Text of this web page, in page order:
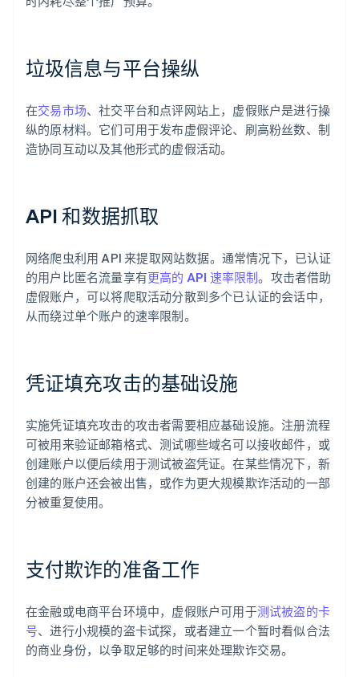
垃圾信息与平台操纵
在交易市场、社交平台和点评网站上，虚假账户是进行操
纵的原材料。它们可用于发布虚假评论、刷高粉丝数、制
造协同互动以及其他形式的虚假活动。
API 和数据抓取
网络爬虫利用 API 来提取网站数据。通常情况下，已认证
的用户比匿名流量享有更高的 API 速率限制。攻击者借助
虚假账户，可以将爬取活动分散到多个已认证的会话中，
从而绕过单个账户的速率限制。
凭证填充攻击的基础设施
实施凭证填充攻击的攻击者需要相应基础设施。注册流程
可被用来验证邮箱格式、测试哪些域名可以接收邮件，或
创建账户以便后续用于测试被盗凭证。在某些情况下，新
创建的账户还会被出售，或作为更大规模欺诈活动的一部
分被重复使用。
支付欺诈的准备工作
在金融或电商平台环境中，虚假账户可用于测试被盗的卡
号、进行小规模的盗卡试探，或者建立一个暂时看似合法
的商业身份，以争取足够的时间来处理欺诈交易。